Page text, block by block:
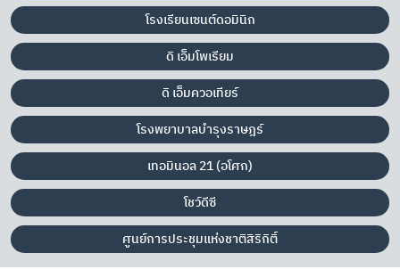
โรงเรียนเซนต์ดอมินิก
ดิ เอ็มโพเรียม
ดิ เอ็มควอเทียร์
โรงพยาบาลบำรุงราษฎร์
เทอมินอล 21 (อโศก)
โชว์ดีซี
ศูนย์การประชุมแห่งชาติสิริกิติ์